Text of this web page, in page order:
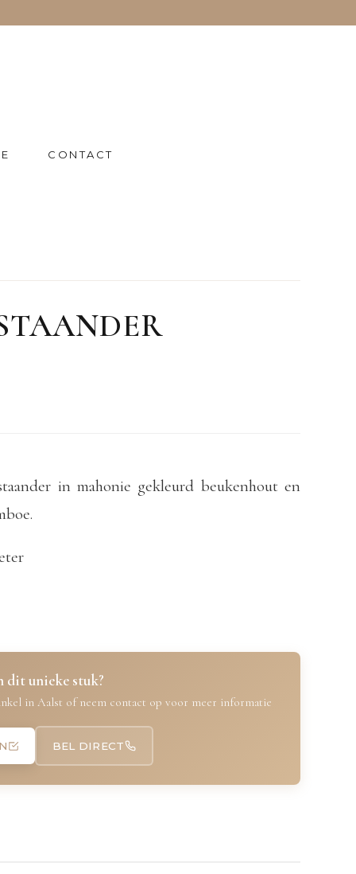
CONTACT
in mahonie gekleurd beukenhout en
dit unieke stuk?
in Aalst of neem contact op voor meer informatie
BEL DIRECT